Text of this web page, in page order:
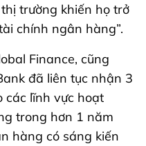
trường khiến họ trở
chính ngân hàng”.
Finance, cũng
đã liên tục nhận 3
các lĩnh vực hoạt
trong hơn 1 năm
hàng có sáng kiến